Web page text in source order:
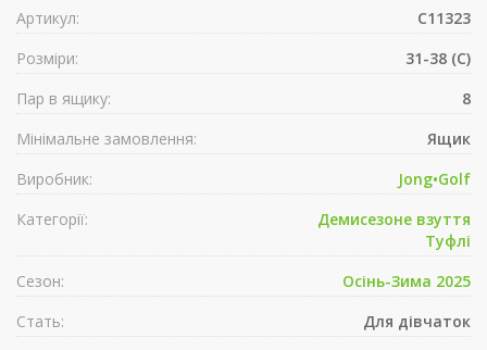
Артикул:
C11323
Розміри:
31-38 (C)
Пар в ящику:
8
Мінімальне замовлення:
Ящик
Виробник:
Jong•Golf
Категорії:
Демисезонe взуття
Туфлі
Сезон:
Осінь-Зима 2025
Стать:
Для дівчаток